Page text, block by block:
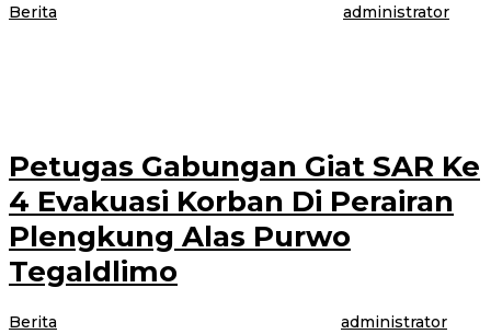
Berita administrator
Petugas Gabungan Giat SAR Ke
4 Evakuasi Korban Di Perairan
Plengkung Alas Purwo
Tegaldlimo
Berita administrator